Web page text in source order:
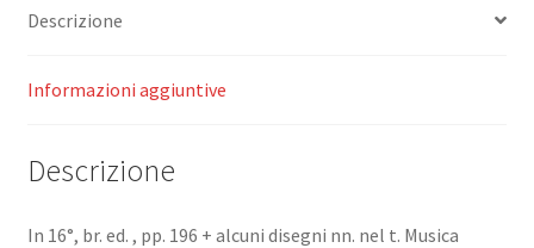
Descrizione
Informazioni aggiuntive
Descrizione
In 16°, br. ed. , pp. 196 + alcuni disegni nn. nel t. Musica